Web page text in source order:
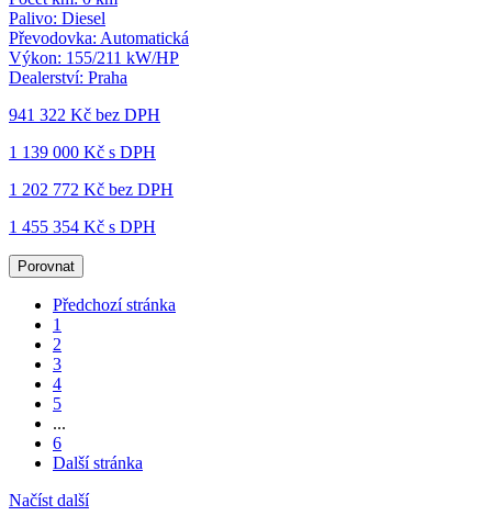
Palivo: Diesel
Převodovka: Automatická
Výkon: 155/211 kW/HP
Dealerství: Praha
941 322 Kč bez DPH
1 139 000 Kč s DPH
1 202 772 Kč bez DPH
1 455 354 Kč s DPH
Porovnat
Předchozí stránka
1
2
3
4
5
...
6
Další stránka
Načíst další